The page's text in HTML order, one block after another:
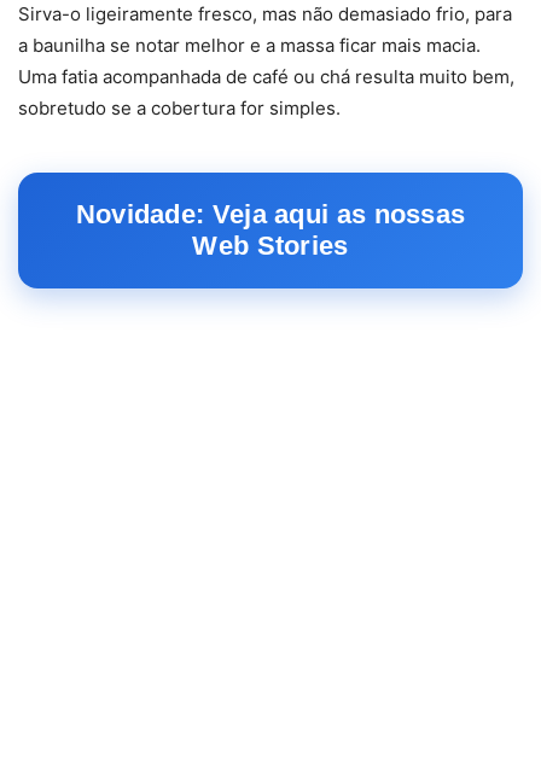
Sirva-o ligeiramente fresco, mas não demasiado frio, para
a baunilha se notar melhor e a massa ficar mais macia.
Uma fatia acompanhada de café ou chá resulta muito bem,
sobretudo se a cobertura for simples.
Novidade: Veja aqui as nossas
Web Stories